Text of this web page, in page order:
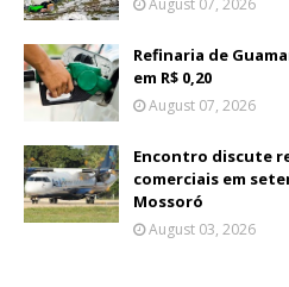
August 07, 2026
Refinaria de
em R$ 0,20
August 07, 2026
Encontro discute
comerciais em
Mossoró
August 03, 2026